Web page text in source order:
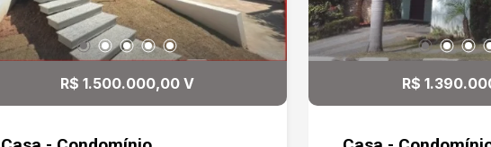
R$ 1.500.000,00 V R$